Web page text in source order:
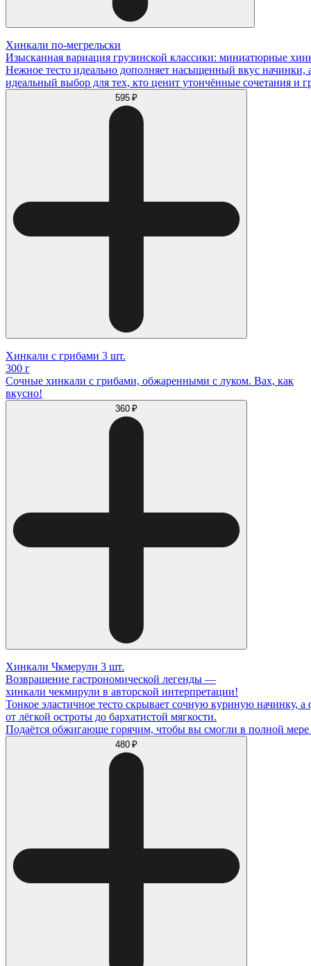
Хинкали по-мегрельски
Изысканная вариация грузинской классики: миниатюрные
Нежное тесто идеально дополняет насыщенный вкус
идеальный выбор для тех, кто ценит утончённые сочетания и
595 ₽
Хинкали с грибами 3 шт.
300 г
Сочные хинкали с грибами, обжаренными с луком. Вах, как
вкусно!
360 ₽
Хинкали Чкмерули 3 шт.
Возвращение гастрономической легенды —
хинкали чекмирули в авторской интерпретации!
Тонкое эластичное тесто скрывает сочную куриную начинку,
от лёгкой остроты до бархатистой мягкости.
Подаётся обжигающе горячим, чтобы вы смогли в полной
480 ₽